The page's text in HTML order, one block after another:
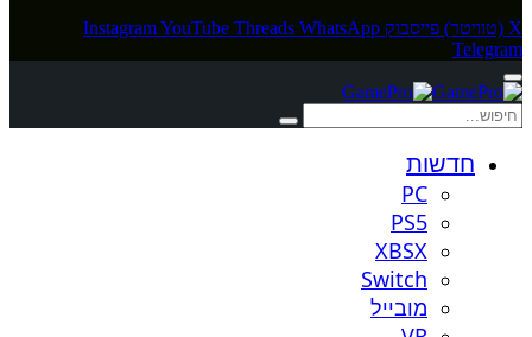
X (טוויטר) פייסבוק InstagramYouTube Threads WhatsApp
Telegram
חדשות
PC
PS5
XBSX
Switch
מובייל